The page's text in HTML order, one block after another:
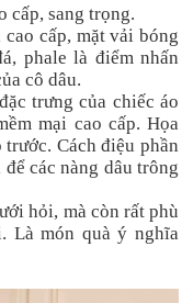
cấp, sang trọng.
cấp, mặt vải bóng
phale là điểm nhấn
cô dâu.
trưng của chiếc áo
mại cao cấp. Họa
Cách điệu phần
các nàng dâu trông
hỏi, mà còn rất phù
Là món quà ý nghĩa